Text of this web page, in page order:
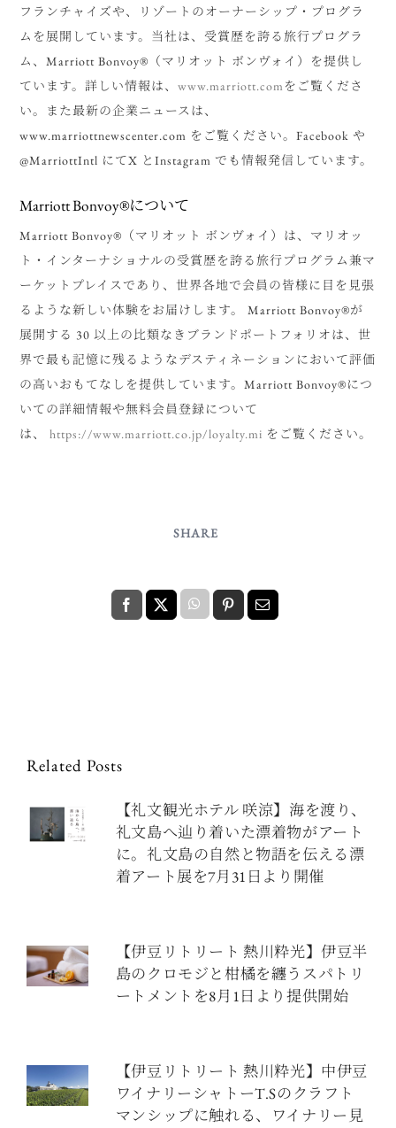
SHARE
フランチャイズや、リゾートのオーナーシップ・プログラ
ムを展開しています。当社は、受賞歴を誇る旅行プログラ
ム、Marriott Bonvoy®（マリオット ボンヴォイ）を提供し
ています。詳しい情報は、www.marriott.com をご覧くださ
い。また最新の企業ニュースは、
www.marriottnewscenter.com をご覧ください。Facebook や
@MarriottIntl にてX とInstagram でも情報発信しています。
Marriott Bonvoy®について
Marriott Bonvoy®（マリオット ボンヴォイ）は、マリオッ
ト・インターナショナルの受賞歴を誇る旅行プログラム兼マ
ーケットプレイスであり、世界各地で会員の皆様に目を見張
るような新しい体験をお届けします。 Marriott Bonvoy®が
展開する 30 以上の比類なきブランドポートフォリオは、世
界で最も記憶に残るようなデスティネーションにおいて評価
の高いおもてなしを提供しています。Marriott Bonvoy®につ
いての詳細情報や無料会員登録について
は、https://www.marriott.co.jp/loyalty.mi をご覧ください。
Related Posts
【礼文観光ホテル 咲涼】海を渡り、
礼文島へ辿り着いた漂着物がアート
に。礼文島の自然と物語を伝える漂
着アート展を7月31日より開催
【伊豆リトリート 熱川粋光】伊豆半
島のクロモジと柑橘を纏うスパトリ
ートメントを8月1日より提供開始
【伊豆リトリート 熱川粋光】中伊豆
ワイナリーシャトーT.Sのクラフト
マンシップに触れる、ワイナリー見